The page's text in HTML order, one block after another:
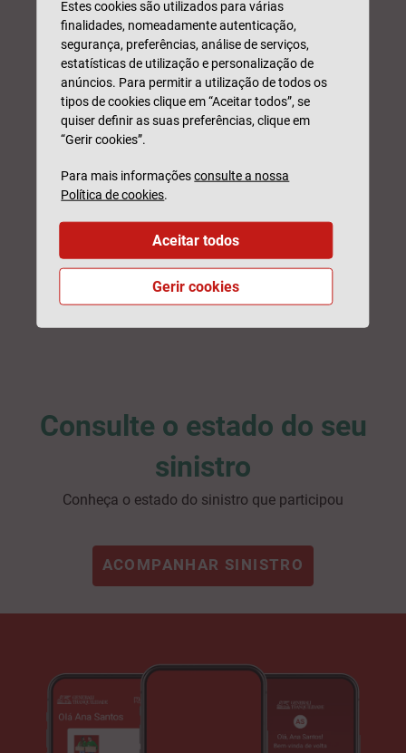
Consulte o estado do seu
sinistro
Conheça o estado do sinistro que participou
ACOMPANHAR SINISTRO
Estes cookies são utilizados para várias
finalidades, nomeadamente autenticação,
segurança, preferências, análise de serviços,
estatísticas de utilização e personalização de
anúncios. Para permitir a utilização de todos os
tipos de cookies clique em “Aceitar todos”, se
quiser definir as suas preferências, clique em
“Gerir cookies”.
Para mais informaçõesconsulte a nossa
Política de cookies.
Gerir cookies
Aceitar todos